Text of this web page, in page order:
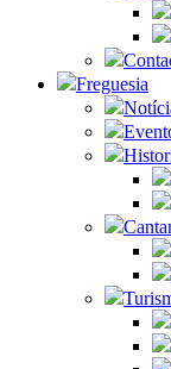
Freguesia